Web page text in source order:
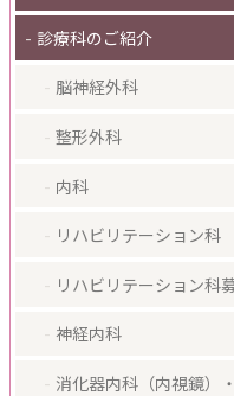
診療科のご紹介
脳神経外科
整形外科
内科
リハビリテーション科
リハビリテーション科
神経内科
消化器内科（内視鏡）